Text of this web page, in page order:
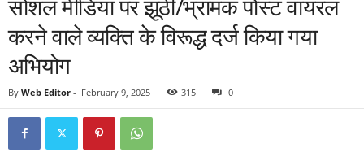
सोशल मीडिया पर झूठी/भ्रामक पोस्ट वायरल
करने वाले व्यक्ति के विरूद्ध दर्ज किया गया
अभियोग
By Web Editor - February 9, 2025 315 0